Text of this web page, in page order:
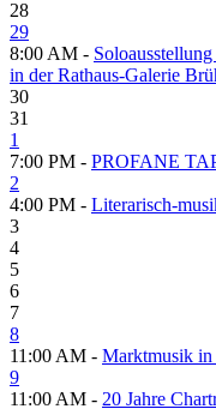
28
29
8:00 AM -
in der Rathaus-Galerie
30
31
1
7:00 PM - PROFANE
2
4:00 PM - Literarisch-
3
4
5
6
7
8
11:00 AM - Marktmusik in
9
11:00 AM - 20 Jahre